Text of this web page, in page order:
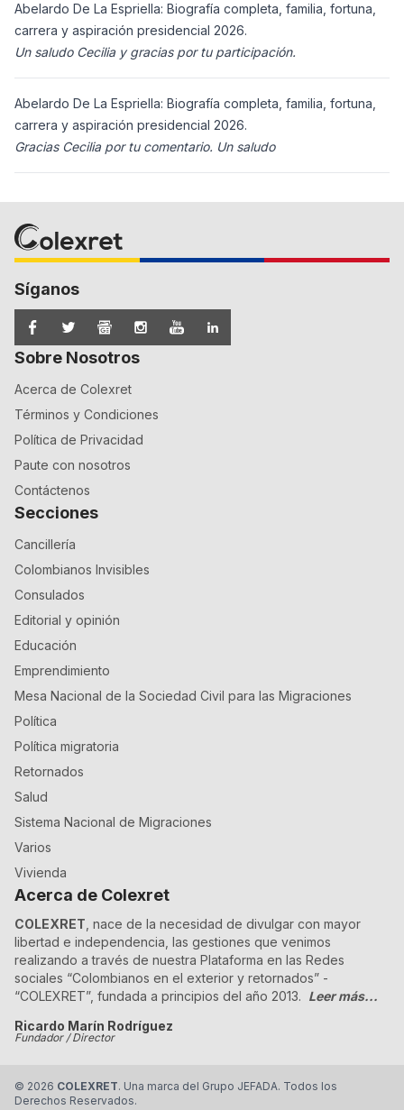
Abelardo De La Espriella: Biografía completa, familia, fortuna,
carrera y aspiración presidencial 2026.
Un saludo Cecilia y gracias por tu participación.
Abelardo De La Espriella: Biografía completa, familia, fortuna,
carrera y aspiración presidencial 2026.
Gracias Cecilia por tu comentario. Un saludo
Síganos
Sobre Nosotros
Acerca de Colexret
Términos y Condiciones
Política de Privacidad
Paute con nosotros
Contáctenos
Secciones
Cancillería
Colombianos Invisibles
Consulados
Editorial y opinión
Educación
Emprendimiento
Mesa Nacional de la Sociedad Civil para las Migraciones
Política
Política migratoria
Retornados
Salud
Sistema Nacional de Migraciones
Varios
Vivienda
Acerca de Colexret
COLEXRET , nace de la necesidad de divulgar con mayor
libertad e independencia, las gestiones que venimos
realizando a través de nuestra Plataforma en las Redes
sociales “Colombianos en el exterior y retornados” -
“COLEXRET”, fundada a principios del año 2013. Leer más...
Ricardo Marín Rodríguez
Fundador / Director
© 2026 COLEXRET. Una marca del Grupo JEFADA. Todos los
Derechos Reservados.